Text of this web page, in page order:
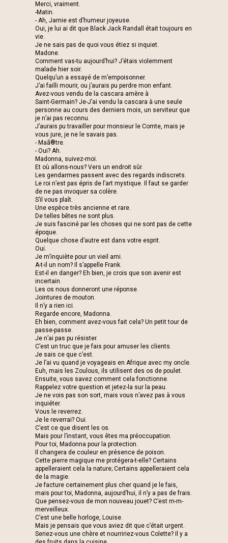
Merci, vraiment.
-Matin.
- Ah, Jamie est d’humeur joyeuse.
Oui, je lui ai dit que Black Jack Randall était toujours en
vie.
Je ne sais pas de quoi vous étiez si inquiet.
Madone.
Comment vas-tu aujourd’hui? J’étais violemment
malade hier soir.
Quelqu’un a essayé de m’empoisonner.
J’ai failli mourir, ou j’aurais pu perdre mon enfant.
Avez-vous vendu de la cascara amère à
Saint-Germain? Je-J’ai vendu la cascara à une seule
personne au cours des derniers mois, un serviteur que
je n’ai pas reconnu.
J’aurais pu travailler pour monsieur le Comte, mais je
vous jure, je ne le savais pas.
- Maã®tre.
- Oui? Ah.
Madonna, suivez-moi.
Et où allons-nous? Vers un endroit sûr.
Les gendarmes passent avec des regards indiscrets.
Le roi n’est pas épris de l’art mystique. Il faut se garder
de ne pas invoquer sa colère.
S’il vous plaît.
Une espèce très ancienne et rare.
De telles bêtes ne sont plus.
Je suis fasciné par les choses qui ne sont pas de cette
époque.
Quelque chose d’autre est dans votre esprit.
Oui.
Je m’inquiète pour un vieil ami.
A-t-il un nom? Il s’appelle Frank.
Est-il en danger? Eh bien, je crois que son avenir est
incertain.
Les os nous donneront une réponse.
Jointures de mouton.
Il n’y a rien ici.
Regarde encore, Madonna.
Eh bien, comment avez-vous fait cela? Un petit tour de
passe-passe.
Je n’ai pas pu résister.
C’est un truc que je fais pour amuser les clients.
Je sais ce que c’est.
Je l’ai vu quand je voyageais en Afrique avec my oncle.
Euh, mais les Zoulous, ils utilisent des os de poulet.
Ensuite, vous savez comment cela fonctionne.
Rappelez votre question et jetez-la sur la peau.
Je ne vois pas son sort, mais vous n’avez pas à vous
inquiéter.
Vous le reverrez.
Je le reverrai? Oui.
C’est ce que disent les os.
Mais pour l’instant, vous êtes ma préoccupation.
Pour toi, Madonna pour la protection.
Il changera de couleur en présence de poison.
Cette pierre magique me protégera-t-elle? Certains
appelleraient cela la nature; Certains appelleraient cela
de la magie.
Je facture certainement plus cher quand je le fais,
mais pour toi, Madonna, aujourd’hui, il n’y a pas de frais.
Que pensez-vous de mon nouveau jouet? C’est m-m-
merveilleux.
C’est une belle horloge, Louise.
Mais je pensais que vous aviez dit que c’était urgent.
Seriez-vous une chère et nourririez-vous Colette? Il y a